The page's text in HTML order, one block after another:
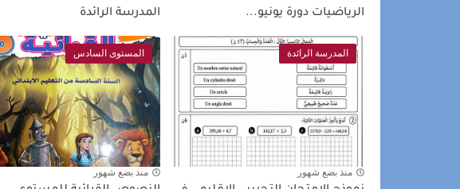
الرياضيات دورة يونيو...
المدرسة الرائدة
المدرسة الرائدة
منذ بضع شهور
المستوى السادس
منذ بضع شهور